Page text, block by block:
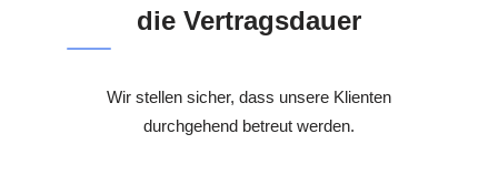
die Vertragsdauer
Wir stellen sicher, dass unsere Klienten
durchgehend betreut werden.